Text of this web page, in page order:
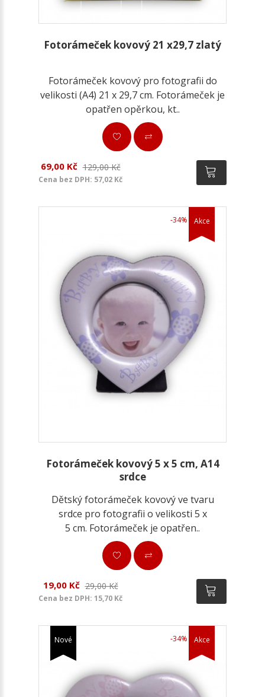
Fotorámeček kovový 21 x29,7 zlatý
Fotorámeček kovový pro fotografii do
velikosti (A4) 21 x 29,7 cm. Fotorámeček je
opatřen opěrkou, kt..
69,00 Kč 129,00 Kč
Cena bez DPH: 57,02 Kč
Akce
-34%
Fotorámeček kovový 5 x 5 cm, A14
srdce
Dětský fotorámeček kovový ve tvaru
srdce pro fotografii o velikosti 5 x
5 cm. Fotorámeček je opatřen..
19,00 Kč 29,00 Kč
Cena bez DPH: 15,70 Kč
Akce
-34%
Nové